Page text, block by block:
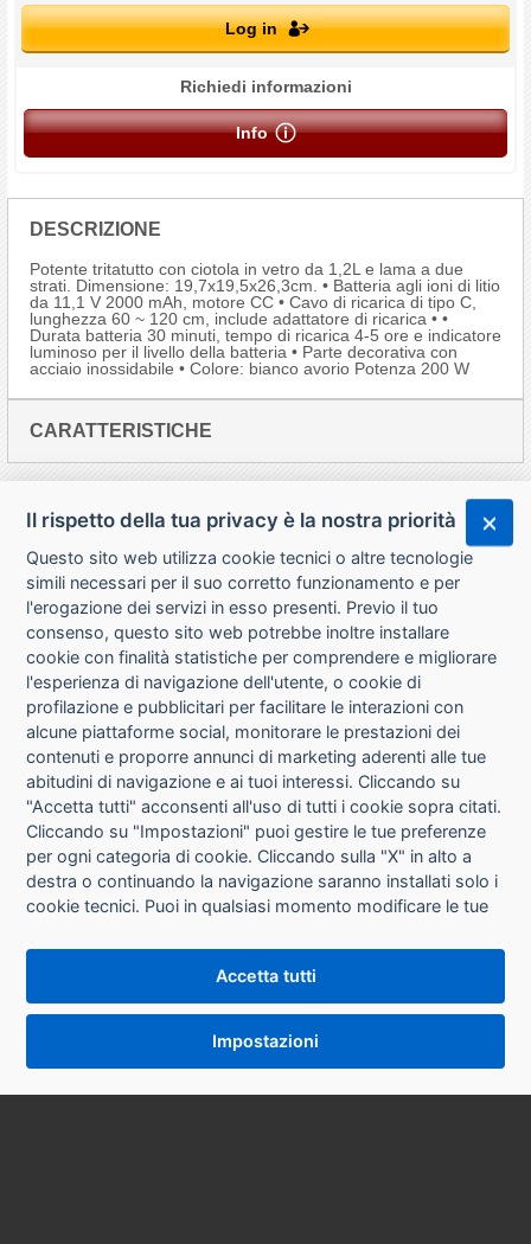
Log in
Richiedi informazioni
Info
DESCRIZIONE
Potente tritatutto con ciotola in vetro da 1,2L e lama a due
strati. Dimensione: 19,7x19,5x26,3cm. • Batteria agli ioni di litio
da 11,1 V 2000 mAh, motore CC • Cavo di ricarica di tipo C,
lunghezza 60 ~ 120 cm, include adattatore di ricarica • •
Durata batteria 30 minuti, tempo di ricarica 4-5 ore e indicatore
luminoso per il livello della batteria • Parte decorativa con
acciaio inossidabile • Colore: bianco avorio Potenza 200 W
CARATTERISTICHE
CHI SIAMO
CONTATTI
CONDIZIONI DI VENDITA
RICHIESTA RECESSO
PRIVACY
Il rispetto della tua privacy è la nostra priorità
Questo sito web utilizza cookie tecnici o altre tecnologie
simili necessari per il suo corretto funzionamento e per
l'erogazione dei servizi in esso presenti. Previo il tuo
consenso, questo sito web potrebbe inoltre installare
cookie con finalità statistiche per comprendere e migliorare
l'esperienza di navigazione dell'utente, o cookie di
profilazione e pubblicitari per facilitare le interazioni con
alcune piattaforme social, monitorare le prestazioni dei
contenuti e proporre annunci di marketing aderenti alle tue
abitudini di navigazione e ai tuoi interessi. Cliccando su
"Accetta tutti" acconsenti all'uso di tutti i cookie sopra citati.
Cliccando su "Impostazioni" puoi gestire le tue preferenze
per ogni categoria di cookie. Cliccando sulla "X" in alto a
destra o continuando la navigazione saranno installati solo i
cookie tecnici. Puoi in qualsiasi momento modificare le tue
che si trova in fondo alle pagine del sito. Per maggiori
informazioni consulta la nostraInformativa sui cookie
Accetta tutti
Impostazioni